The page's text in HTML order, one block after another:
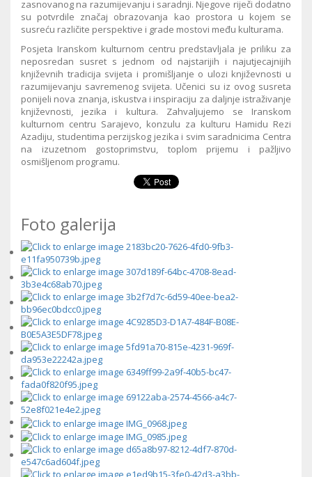
zasnovanog na razumijevanju i saradnji. Njegove riječi dodatno
su potvrdile značaj obrazovanja kao prostora u kojem se
susreću različite perspektive i grade mostovi među kulturama.
Posjeta Iranskom kulturnom centru predstavljala je priliku za
neposredan susret s jednom od najstarijih i najutjecajnijih
književnih tradicija svijeta i promišljanje o ulozi književnosti u
razumijevanju savremenog svijeta. Učenici su iz ovog susreta
ponijeli nova znanja, iskustva i inspiraciju za daljnje istraživanje
književnosti, jezika i kultura. Zahvaljujemo se Iranskom
kulturnom centru Sarajevo, konzulu za kulturu Hamidu Rezi
Azadiju, studentima perzijskog jezika i svim saradnicima Centra
na izuzetnom gostoprimstvu, toplom prijemu i pažljivo
osmišljenom programu.
Foto galerija